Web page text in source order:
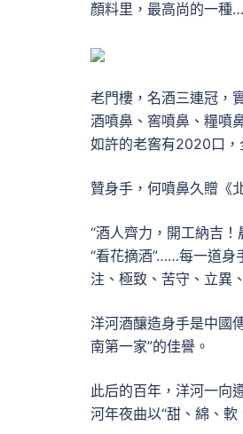
顏料里，最高尚的一種
老門樓，名酒三連冠，
酒噴鼻、窖噴鼻、糧噴
如許的老窖有2020口，
贊身手，何噴鼻久贈《
“酒人齊力，開工納吉
“看花摘酒”……每一道身
注、極致、苦守、立異
洋河酒釀造身手是中國
南第一家”的佳譽。
此后的百年，洋河一向
河年夜曲以“甜、綿、